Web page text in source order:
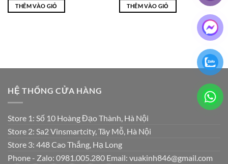
là:
₫4,700,000.
THÊM VÀO GIỎ
là:
₫1,500,000.
₫500,000.
THÊM VÀO GIỎ
HỆ THỐNG CỬA HÀNG
Store 1: Số 10 Hoàng Đạo Thành, Hà Nội
Store 2: Sa2 Vinsmartcity, Tây Mỗ, Hà Nội
Store 3: 448 Cao Thắng, Hạ Long
Phone - Zalo: 0981.005.280 Email: vuakinh846@gmail.com